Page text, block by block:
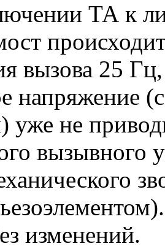
ТА к
вызова 25 Гц,
напряжение
уже не
вызывного
изменений.